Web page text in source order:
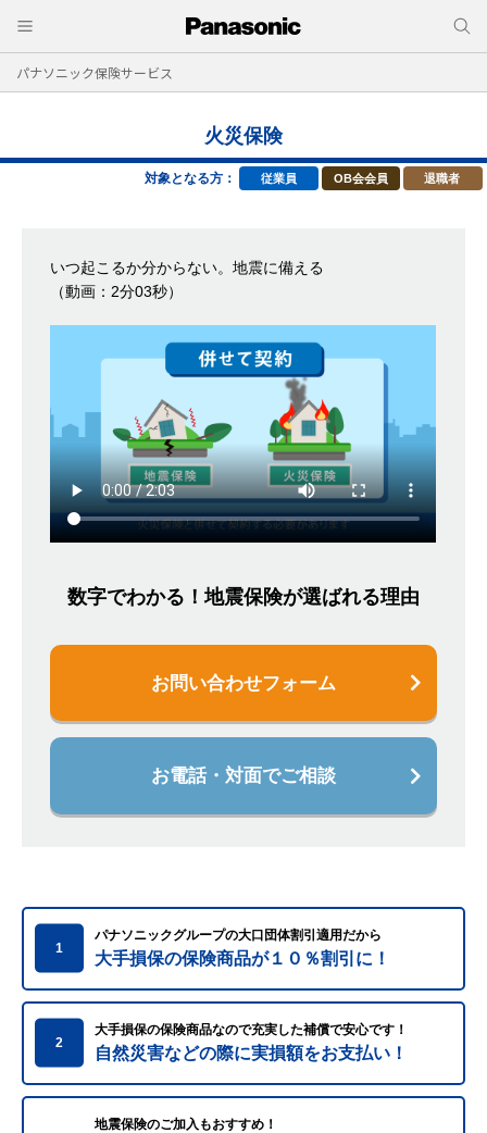
パナソニック保険サービス
火災保険
対象となる方： 従業員 OB会会員 退職者
いつ起こるか分からない。地震に備える
（動画：2分03秒）
数字でわかる！地震保険が選ばれる理由
お問い合わせフォーム
お電話・対面でご相談
1
パナソニックグループの大口団体割引適用だから
大手損保の保険商品が１０％割引に！
2
大手損保の保険商品なので充実した補償で安心です！
自然災害などの際に実損額をお支払い！
地震保険のご加入もおすすめ！